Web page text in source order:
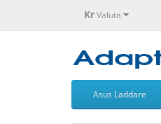
KrValuta
Asus Laddare